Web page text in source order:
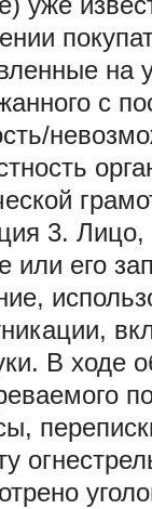
на
с
3. Лицо,
или его
В ходе